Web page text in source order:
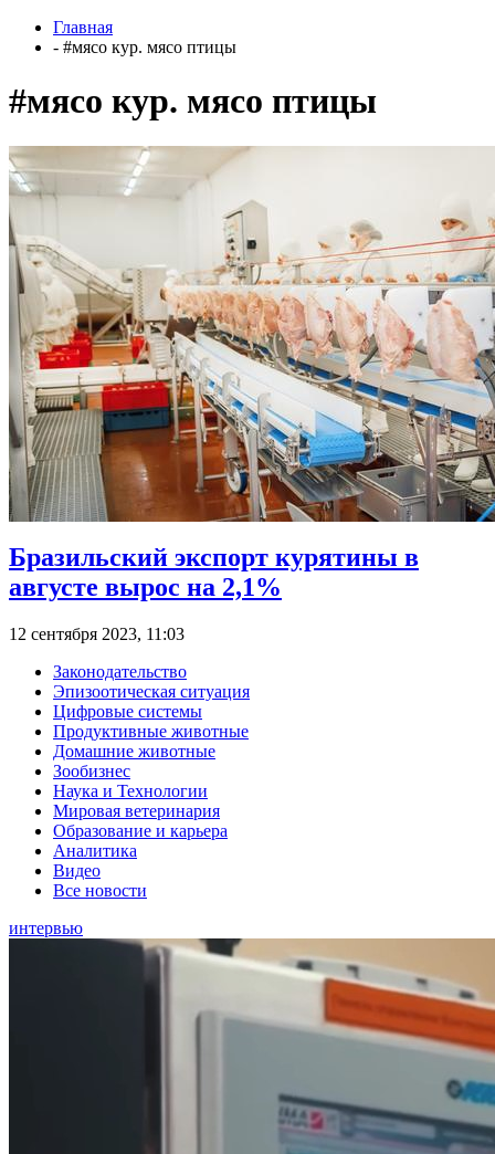
Главная
- #мясо кур. мясо птицы
#мясо кур. мясо птицы
Бразильский экспорт курятины в
августе вырос на 2,1%
12 сентября 2023, 11:03
Законодательство
Эпизоотическая ситуация
Цифровые системы
Продуктивные животные
Домашние животные
Зообизнес
Наука и Технологии
Мировая ветеринария
Образование и карьера
Аналитика
Видео
Все новости
интервью